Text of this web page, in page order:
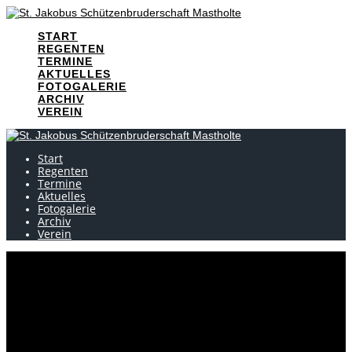
Skip
contentSTART
REGENTEN
TERMINE
AKTUELLES
FOTOGALERIE
ARCHIV
VEREIN
Start
Regenten
Termine
Aktuelles
Fotogalerie
Archiv
Verein